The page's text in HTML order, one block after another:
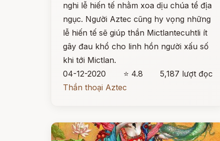
nghi lễ hiến tế nhằm xoa dịu chúa tể địa
ngục. Người Aztec cũng hy vọng những
lễ hiến tế sẽ giúp thần Mictlantecuhtli ít
gây đau khổ cho linh hồn người xấu số
khi tới Mictlan.
04-12-2020
⭐ 4.8
5,187 lượt đọc
Thần thoại Aztec